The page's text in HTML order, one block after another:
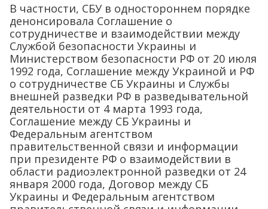
В частности, СБУ в одностороннем порядке
денонсировала Соглашение о
сотрудничестве и взаимодействии между
Службой безопасности Украины и
Министерством безопасности РФ от 20 июля
1992 года, Соглашение между Украиной и РФ
о сотрудничестве СБ Украины и Службы
внешней разведки РФ в разведывательной
деятельности от 4 марта 1993 года,
Соглашение между СБ Украины и
Федеральным агентством
правительственной связи и информации
при президенте РФ о взаимодействии в
области радиоэлектронной разведки от 24
января 2000 года, Договор между СБ
Украины и Федеральным агентством